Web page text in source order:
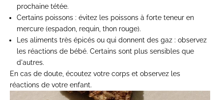
prochaine tétée.
Certains poissons : évitez les poissons à forte teneur en
mercure (espadon, requin, thon rouge).
Les aliments très épicés ou qui donnent des gaz : observez
les réactions de bébé. Certains sont plus sensibles que
d'autres.
En cas de doute, écoutez votre corps et observez les
réactions de votre enfant.